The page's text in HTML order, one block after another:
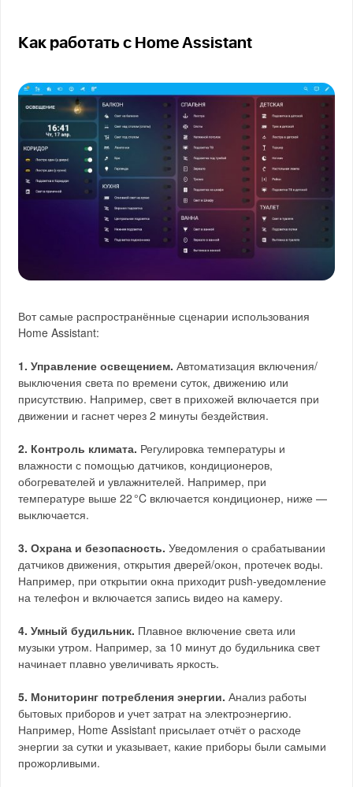
Как работать с Home Assistant
Вот самые распространённые сценарии использования
Home Assistant:
1. Управление освещением. Автоматизация включения/
выключения света по времени суток, движению или
присутствию. Например, свет в прихожей включается при
движении и гаснет через 2 минуты бездействия.
2. Контроль климата. Регулировка температуры и
влажности с помощью датчиков, кондиционеров,
обогревателей и увлажнителей. Например, при
температуре выше 22 °C включается кондиционер, ниже —
выключается.
3. Охрана и безопасность. Уведомления о срабатывании
датчиков движения, открытия дверей/окон, протечек воды.
Например, при открытии окна приходит push-уведомление
на телефон и включается запись видео на камеру.
4. Умный будильник. Плавное включение света или
музыки утром. Например, за 10 минут до будильника свет
начинает плавно увеличивать яркость.
5. Мониторинг потребления энергии. Анализ работы
бытовых приборов и учет затрат на электроэнергию.
Например, Home Assistant присылает отчёт о расходе
энергии за сутки и указывает, какие приборы были самыми
прожорливыми.